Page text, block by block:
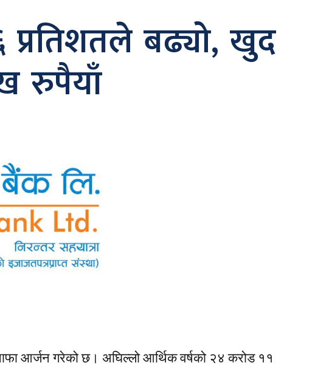
प्रतिशतले बढ्यो, खुद
रुपैयाँ
आर्जन गरेको छ। अघिल्लो आर्थिक वर्षको २४ करोड ११